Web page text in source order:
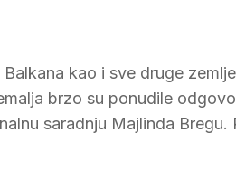
kao i sve druge
brzo su ponudile
saradnju Majlinda